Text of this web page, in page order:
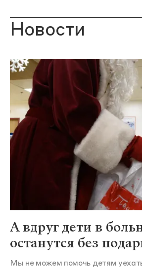
Новости
А вдруг дети в
останутся без
Мы не можем помочь детям